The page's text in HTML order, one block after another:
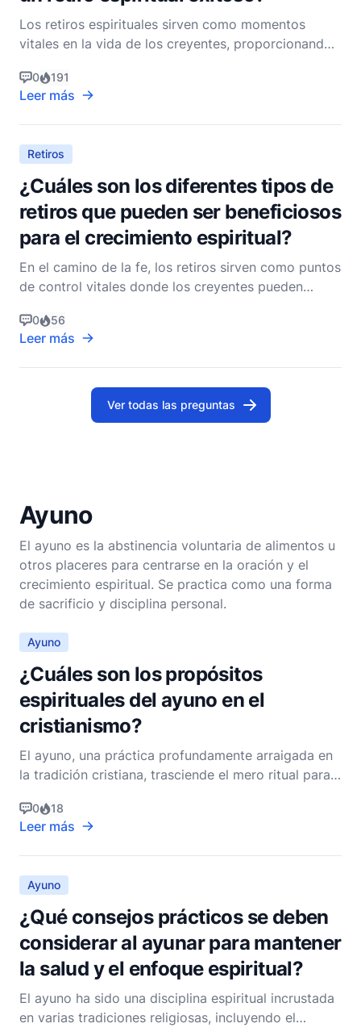
Los retiros espirituales sirven como momentos
vitales en la vida de los creyentes, proporcionando
comunión más profunda con Dios y el crecimiento
espiritual. Estos retiros pueden variar ampliamente
en su enfoque y actividades, pero ciertos elemento
0 191
Leer más
Retiros
¿Cuáles son los diferentes tipos de
retiros que pueden ser beneficiosos
para el crecimiento espiritual?
En el camino de la fe, los retiros sirven como puntos
de control vitales donde los creyentes pueden
relación con Dios. Estos santuarios espirituales
ofrecen un respiro del ajetreo diario, permitiendo a
las personas centrarse en su bienestar y crecimi
0 56
Leer más
Ver todas las preguntas
Ayuno
El ayuno es la abstinencia voluntaria de alimentos u
otros placeres para centrarse en la oración y el
crecimiento espiritual. Se practica como una forma
de sacrificio y disciplina personal.
Ayuno
¿Cuáles son los propósitos
espirituales del ayuno en el
cristianismo?
El ayuno, una práctica profundamente arraigada en
la tradición cristiana, trasciende el mero ritual para
un ejercicio que los cristianos de diversas
denominaciones adoptan para profundizar sus vidas
espirituales, conectarse más íntimamente con Dios
0 18
Leer más
Ayuno
¿Qué consejos prácticos se deben
considerar al ayunar para mantener
la salud y el enfoque espiritual?
El ayuno ha sido una disciplina espiritual incrustada
en varias tradiciones religiosas, incluyendo el